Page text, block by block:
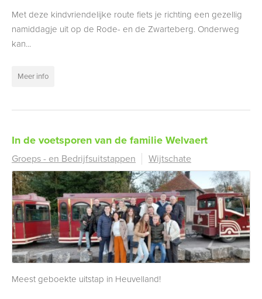
Met deze kindvriendelijke route fiets je richting een gezellig
namiddagje uit op de Rode- en de Zwarteberg. Onderweg
kan...
Meer info
In de voetsporen van de familie Welvaert
Groeps - en Bedrijfsuitstappen Wijtschate
Meest geboekte uitstap in Heuvelland!